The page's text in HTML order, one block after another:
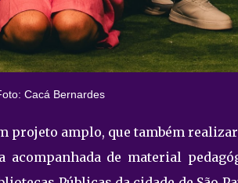
Cacá Bernardes
projeto amplo, que também
de material